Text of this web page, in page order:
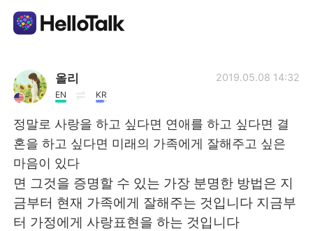
แอปแลกเปลี่ยนทางภาษา
AI Grammar Checker
ไทย
English 简体中文
올리
EN KR
2019.05.08 14:32
정말로 사랑을 하고 싶다면 연애를 하고 싶다면 결
혼을 하고 싶다면 미래의 가족에게 잘해주고 싶은
마음이 있다
면 그것을 증명할 수 있는 가장 분명한 방법은 지
금부터 현재 가족에게 잘해주는 것입니다 지금부
터 가정에게 사랑표현을 하는 것입니다